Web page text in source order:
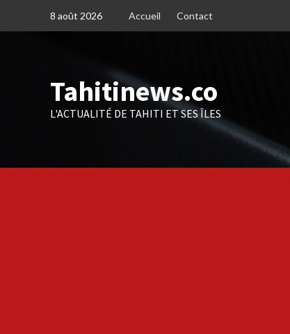
8 août 2026 Accueil Contact
Tahitinews.co
L'ACTUALITÉ DE TAHITI ET SES ÎLES